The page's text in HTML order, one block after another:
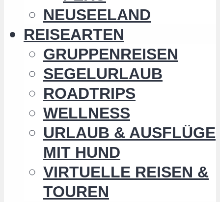
NEUSEELAND
REISEARTEN
GRUPPENREISEN
SEGELURLAUB
ROADTRIPS
WELLNESS
URLAUB & AUSFLÜGE
MIT HUND
VIRTUELLE REISEN &
TOUREN